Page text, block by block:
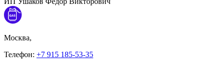
Москва,
Телефон: +7 915 185-53-35